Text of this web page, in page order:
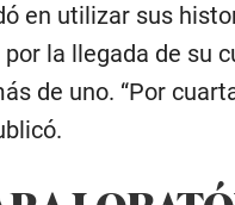
en utilizar sus
la llegada de su
de uno. “Por